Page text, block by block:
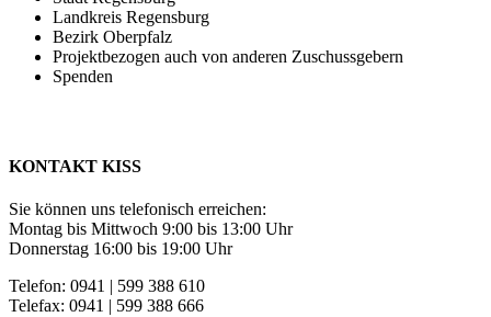
Landkreis Regensburg
Bezirk Oberpfalz
Projektbezogen auch von anderen Zuschussgebern
Spenden
KONTAKT KISS
Sie können uns telefonisch erreichen:
Montag bis Mittwoch 9:00 bis 13:00 Uhr
Donnerstag 16:00 bis 19:00 Uhr
Telefon: 0941 | 599 388 610
Telefax: 0941 | 599 388 666